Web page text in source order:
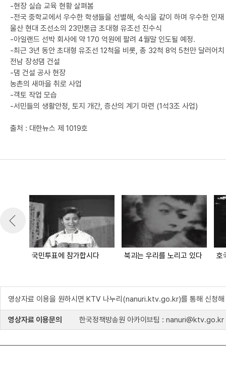
-현장 실습 교육 현황 살펴봄
-전국 중학교에서 우수한 학생들을 선별해, 숙식을 같이 하며 우수한 인재
울산 현대 조선소의 23만톤급 초대형 유조선 진수식
-아일랜드 선박 회사에 약 170 억원에 팔려 4월말 인도될 예정.
-최근 3년 동안 초대형 유조선 12척을 비롯, 총 32척 8억 5천만 달러어
전남 장성댐 건설
-댐 건설 공사 현장
농촌의 새마을 취로 사업
-객토 작업 모습
-서민들의 생활안정, 토지 개간, 증산의 계기 마련 (1석3조 사업)
출처 : 대한뉴스 제 1019호
국민투표에 참가합시다 북괴는 우리를 노리고 있다 호
영상자료 이용을 원하시면 KTV 나누리(nanuri.ktv.go.kr)를 통해 신청해
영상자료 이용문의 한국정책방송원 아카이브팀 : nanuri@ktv.go.kr